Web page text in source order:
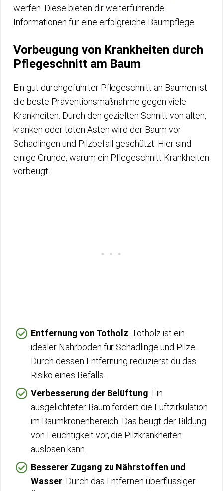
werfen. Diese bieten dir weiterführende
Informationen für eine erfolgreiche Baumpflege.
Vorbeugung von Krankheiten durch
Pflegeschnitt am Baum
Ein gut durchgeführter Pflegeschnitt an Bäumen ist
die beste Präventionsmaßnahme gegen viele
Krankheiten. Durch den gezielten Schnitt von alten,
kranken oder toten Ästen wird der Baum vor
Schädlingen und Pilzbefall geschützt. Hier sind
einige Gründe, warum ein Pflegeschnitt Krankheiten
vorbeugt:
Entfernung von Totholz: Totholz ist ein
idealer Nährboden für Schädlinge und Pilze.
Durch dessen Entfernung reduzierst du das
Risiko eines Befalls.
Verbesserung der Belüftung: Ein
ausgelichteter Baum fördert die Luftzirkulation
im Baumkronenbereich. Das beugt der Bildung
von Feuchtigkeit vor, die Pilzkrankheiten
auslösen kann.
Besserer Zugang zu Nährstoffen und
Wasser: Durch das Entfernen überflüssiger